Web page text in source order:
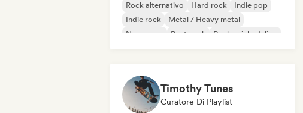
Rock alternativo Hard rock
Indie pop
Indie rock
Metal / Heavy metal
New wave
Post punk Rock psichedelico
Timothy Tunes
Curatore Di Playlist